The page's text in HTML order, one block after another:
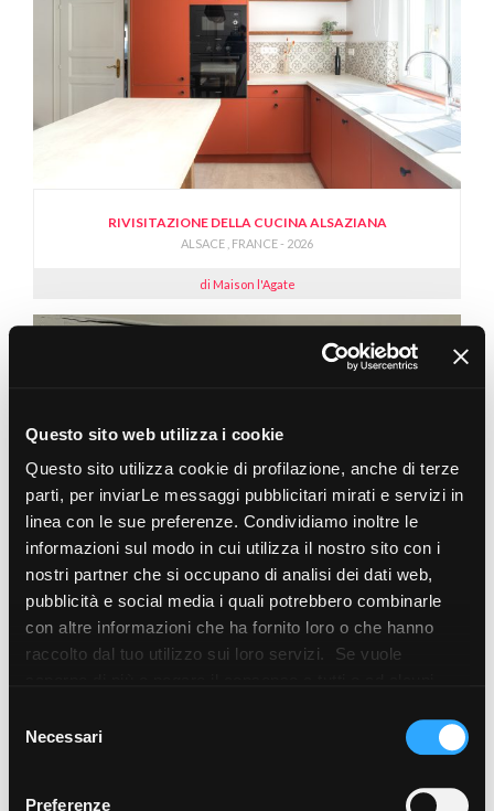
Questo sito web utilizza i cookie
Questo sito utilizza cookie di profilazione, anche di terze
parti, per inviarLe messaggi pubblicitari mirati e servizi in
linea con le sue preferenze. Condividiamo inoltre le
informazioni sul modo in cui utilizza il nostro sito con i
nostri partner che si occupano di analisi dei dati web,
pubblicità e social media i quali potrebbero combinarle
con altre informazioni che ha fornito loro o che hanno
raccolto dal tuo utilizzo sui loro servizi. Se vuole
cliccando sul tasto “Accetta i cookie”. Se non vuole i
cookie di profilazione può negare il consenso sul tasto
delNecessari
Preferenze
RIVISITAZIONE DELLA CUCINA ALSAZIANA
ALSACE , FRANCE - 2026
di Maison l'Agate
RISTRUTTURAZIONE DI UNA CASA DI PAESE
ALIXAN , FRANCE - 2025